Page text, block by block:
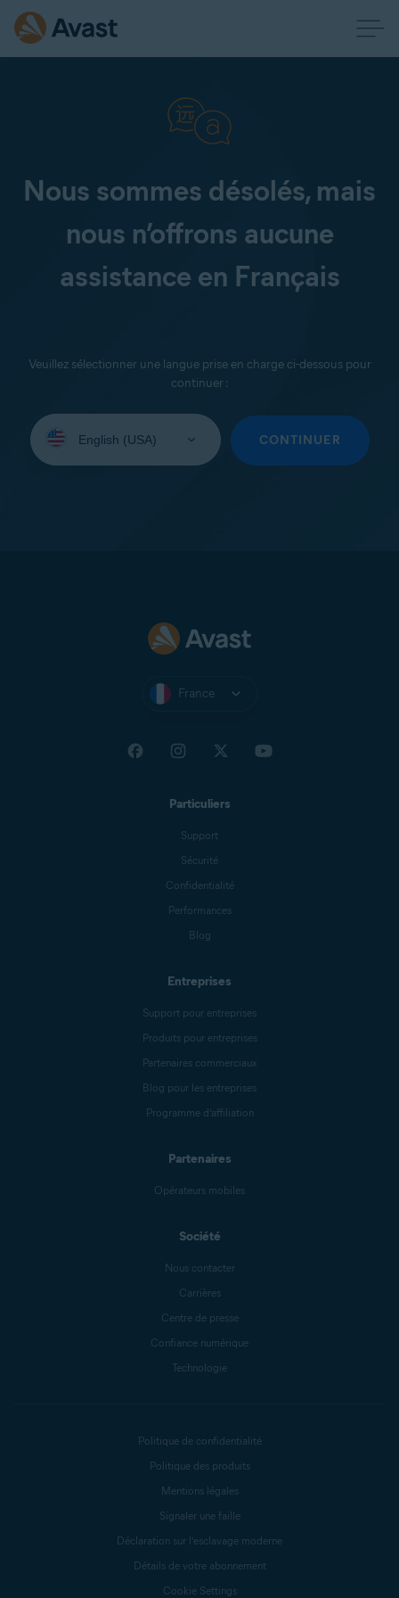
Nous sommes désolés, mais
nous n’offrons aucune
assistance en Français
Veuillez sélectionner une langue prise en charge ci-dessous pour
continuer :
une
CONTINUER
France
Particuliers
Support
Sécurité
Confidentialité
Performances
Blog
Entreprises
Support pour entreprises
Produits pour entreprises
Partenaires commerciaux
Blog pour les entreprises
Programme d’affiliation
Partenaires
Opérateurs mobiles
Société
Nous contacter
Carrières
Centre de presse
Confiance numérique
Technologie
Politique de confidentialité
Politique des produits
Mentions légales
Signaler une faille
Déclaration sur l’esclavage moderne
Détails de votre abonnement
Cookie Settings